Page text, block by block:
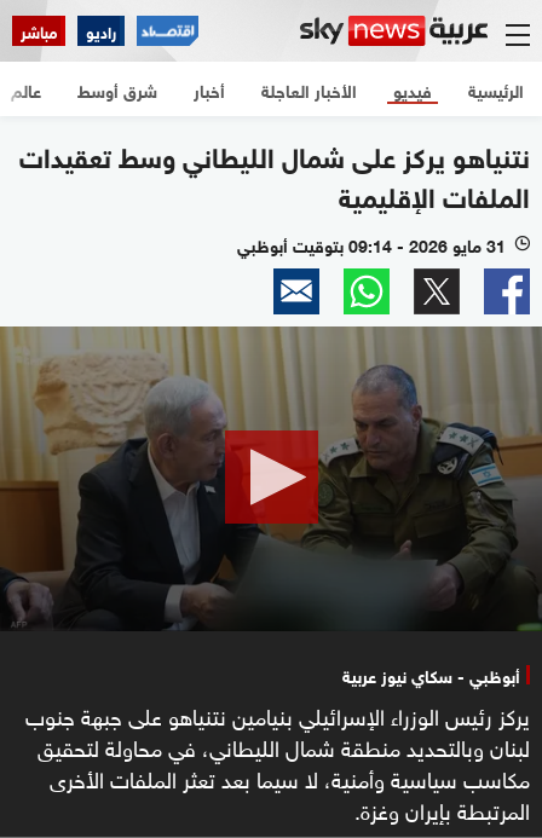
راديو مباشر
الرئيسية الأخبار العاجلة أخبار شرق أوسط عالم فيديو
نتنياهو يركز على شمال الليطاني وسط تعقيدات
الملفات الإقليمية
l 31 مايو 2026 - 09:14 بتوقيت أبوظبي
seconds
minutes,
seconds
أبوظبي - سكاي نيوز عربية
يركز رئيس الوزراء الإسرائيلي بنيامين نتنياهو على جبهة جنوب
لبنان وبالتحديد منطقة شمال الليطاني، في محاولة لتحقيق
مكاسب سياسية وأمنية، لا سيما بعد تعثر الملفات الأخرى
المرتبطة بإيران وغزة.